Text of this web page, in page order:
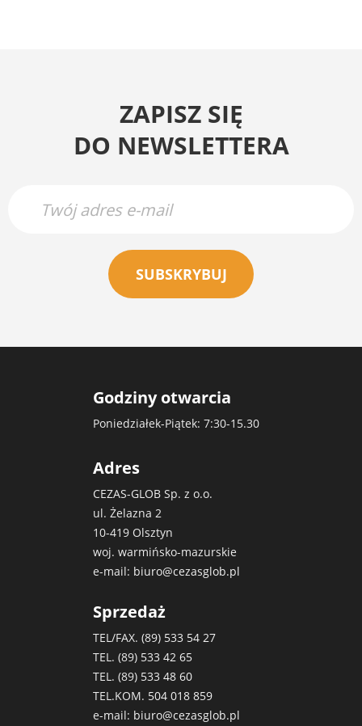
ZAPISZ SIĘ
DO NEWSLETTERA
SUBSKRYBUJ
Godziny otwarcia
Poniedziałek-Piątek: 7:30-15.30
Adres
CEZAS-GLOB Sp. z o.o.
ul. Żelazna 2
10-419 Olsztyn
woj. warmińsko-mazurskie
e-mail: biuro@cezasglob.pl
Sprzedaż
TEL/FAX. (89) 533 54 27
TEL. (89) 533 42 65
TEL. (89) 533 48 60
TEL.KOM. 504 018 859
e-mail: biuro@cezasglob.pl